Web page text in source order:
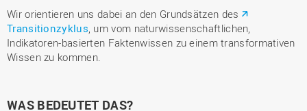
Wir orientieren uns dabei an den Grundsätzen des
Transitionzyklus , um vom naturwissenschaftlichen,
Indikatoren-basierten Faktenwissen zu einem transformativen
Wissen zu kommen.
WAS BEDEUTET DAS?